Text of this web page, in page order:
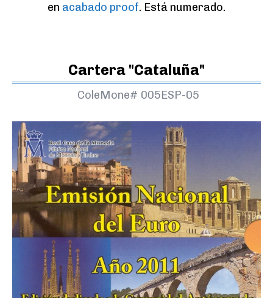
en acabado proof. Está numerado.
Cartera "Cataluña"
ColeMone# 005ESP-05